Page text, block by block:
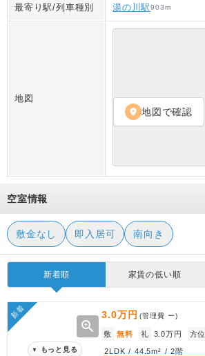
最寄り駅/列車種別 湯の川駅903m
地図
location_on 地図で確認
空室情報
敷金なし 即入居可 南向き
新着順 家賃の低い順
新着
zoom_in
▼ もっと見る
3.0万円 (管理費 ー)
敷 無料 礼 3.0万円 方位
2LDK / 44.5m² / 2階